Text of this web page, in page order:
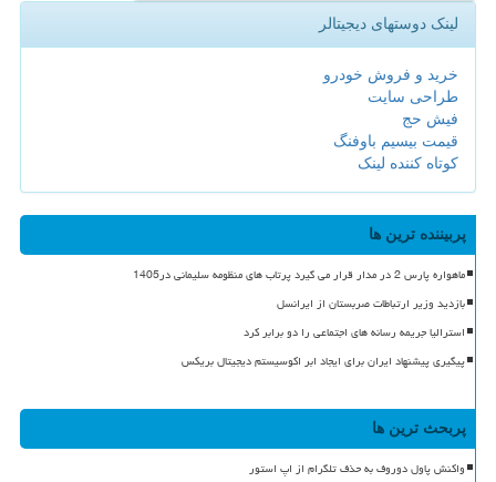
لینک دوستهای دیجیتالر
خرید و فروش خودرو
طراحی سایت
فیش حج
قیمت بیسیم باوفنگ
کوتاه کننده لینک
پربیننده ترین ها
ماهواره پارس 2 در مدار قرار می گیرد پرتاب های منظومه سلیمانی در1405
بازدید وزیر ارتباطات صربستان از ایرانسل
استرالیا جریمه رسانه های اجتماعی را دو برابر کرد
پیگیری پیشنهاد ایران برای ایجاد ابر اکوسیستم دیجیتال بریکس
پربحث ترین ها
واکنش پاول دوروف به حذف تلگرام از اپ استور